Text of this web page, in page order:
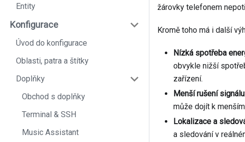
Entity
Konfigurace
Úvod do konfigurace
Oblasti, patra a štítky
Doplňky
Obchod s doplňky
Terminal & SSH
Music Assistant
žárovky telefonem
Kromě toho má i další
Nízká spotřeba
obvykle nižší
zařízení.
Menší rušení signálu
může dojít k
Lokalizace a
a sledování v